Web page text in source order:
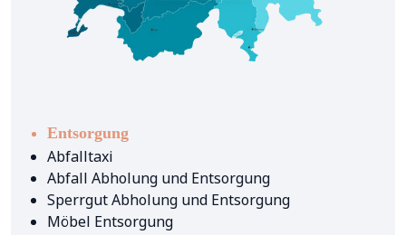
Entsorgung
Abfalltaxi
Abfall Abholung und Entsorgung
Sperrgut Abholung und Entsorgung
Möbel Entsorgung